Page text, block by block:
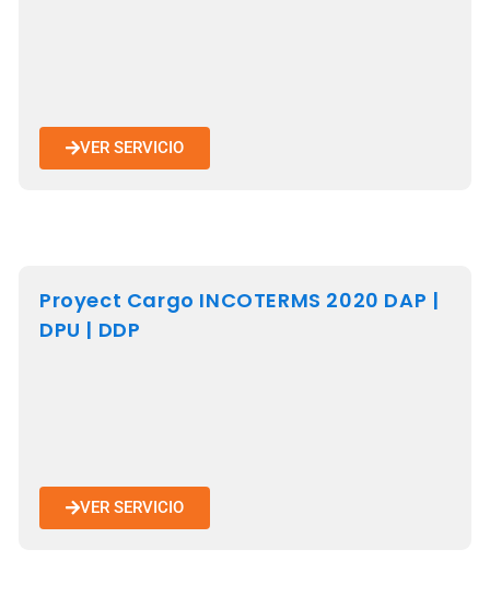
VER SERVICIO
Proyect Cargo INCOTERMS 2020 DAP |
DPU | DDP
VER SERVICIO